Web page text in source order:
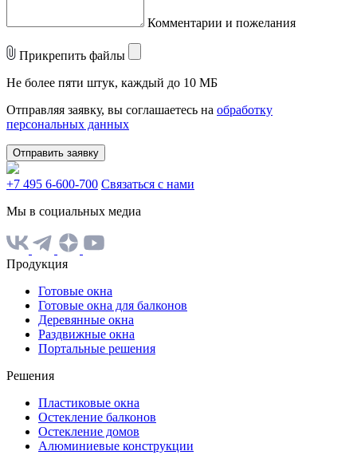
Комментарии и пожелания
Прикрепить файлы
Не более пяти штук, каждый до 10 МБ
Отправляя заявку, вы соглашаетесь на обработку
персональных данных
Отправить заявку
+7 495 6-600-700 Связаться с нами
Мы в социальных медиа
Продукция
Готовые окна
Готовые окна для балконов
Деревянные окна
Раздвижные окна
Портальные решения
Решения
Пластиковые окна
Остекление балконов
Остекление домов
Алюминиевые конструкции